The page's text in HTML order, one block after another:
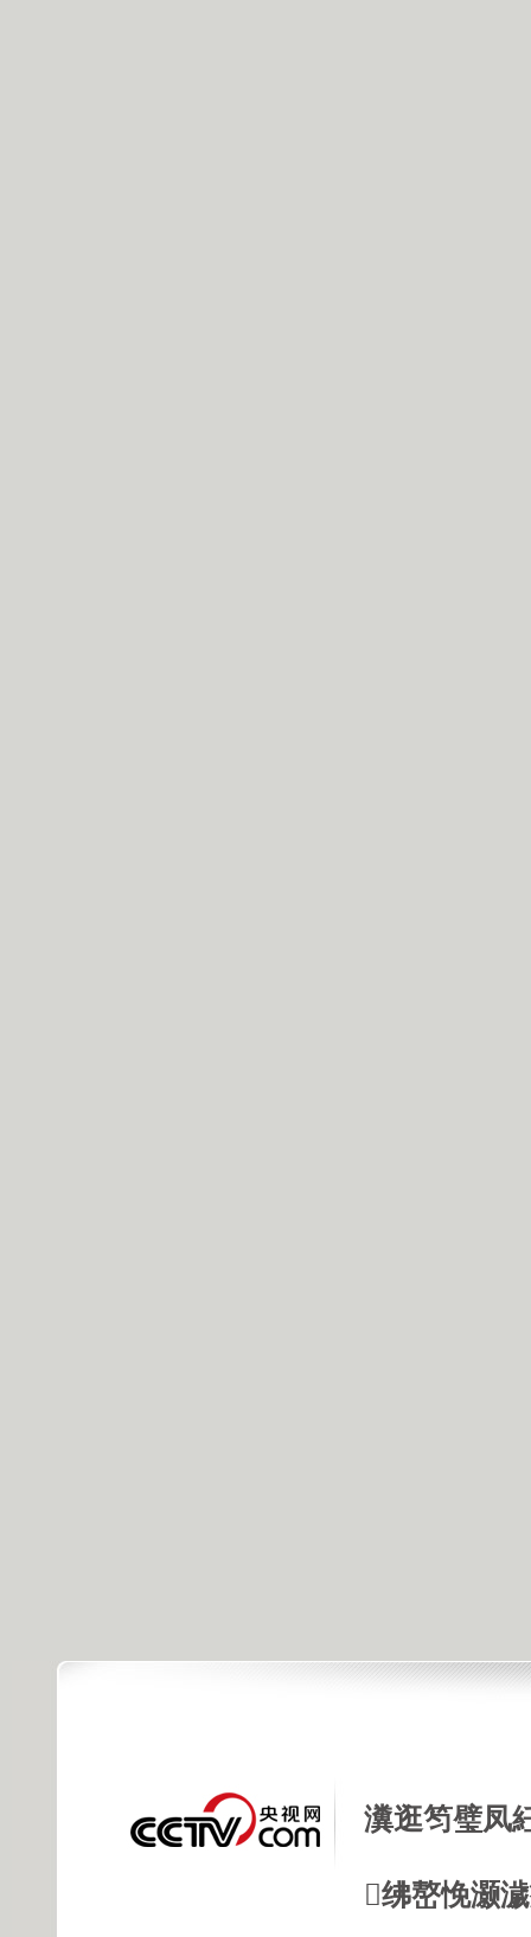
瀵逛笉璧凤
绋嶅悗灏